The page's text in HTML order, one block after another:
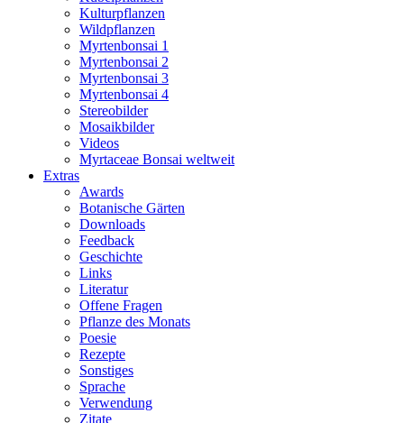
Kulturpflanzen
Wildpflanzen
Myrtenbonsai 1
Myrtenbonsai 2
Myrtenbonsai 3
Myrtenbonsai 4
Stereobilder
Mosaikbilder
Videos
Myrtaceae Bonsai weltweit
Extras
Awards
Botanische Gärten
Downloads
Feedback
Geschichte
Links
Literatur
Offene Fragen
Pflanze des Monats
Poesie
Rezepte
Sonstiges
Sprache
Verwendung
Zitate